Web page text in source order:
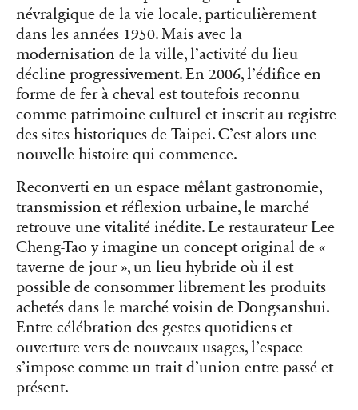
névralgique de la vie locale, particulièrement
dans les années 1950. Mais avec la
modernisation de la ville, l’activité du lieu
décline progressivement. En 2006, l’édifice en
forme de fer à cheval est toutefois reconnu
comme patrimoine culturel et inscrit au registre
des sites historiques de Taipei. C’est alors une
nouvelle histoire qui commence.
Reconverti en un espace mêlant gastronomie,
transmission et réflexion urbaine, le marché
retrouve une vitalité inédite. Le restaurateur Lee
Cheng-Tao y imagine un concept original de «
taverne de jour », un lieu hybride où il est
possible de consommer librement les produits
achetés dans le marché voisin de Dongsanshui.
Entre célébration des gestes quotidiens et
ouverture vers de nouveaux usages, l’espace
s’impose comme un trait d’union entre passé et
présent.